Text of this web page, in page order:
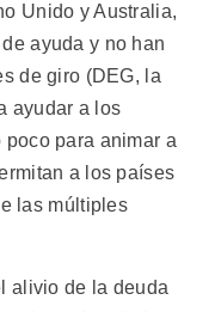
Unido y Australia,
ayuda y no han
de giro (DEG, la
ayudar a los
para animar a
a los países
las múltiples
alivio de la deuda